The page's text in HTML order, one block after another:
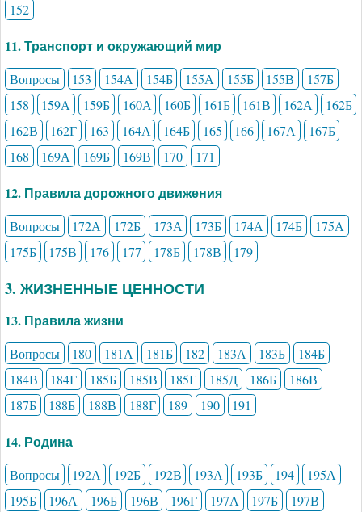
152
11. Транспорт и окружающий мир
Вопросы 153 154А 154Б 155А 155Б 155В
157Б
158
159А 159Б 160А 160Б 161Б 161В 162А
162Б
162В
162Г 163 164А 164Б 165 166 167А
167Б
168
169А 169Б 169В 170 171
12. Правила дорожного движения
Вопросы 172А 172Б 173А 173Б 174А 174Б
175А
175Б
175В 176 177 178Б 178В 179
3. ЖИЗНЕННЫЕ ЦЕННОСТИ
13. Правила жизни
Вопросы 180 181А 181Б 182 183А 183Б
184Б
184В
184Г 185Б 185В 185Г 185Д 186Б
186В
187Б
188Б 188В 188Г 189 190 191
14. Родина
Вопросы 192А 192Б 192В 193А 193Б 194
195А
195Б
196А 196Б 196В 196Г 197А 197Б
197В